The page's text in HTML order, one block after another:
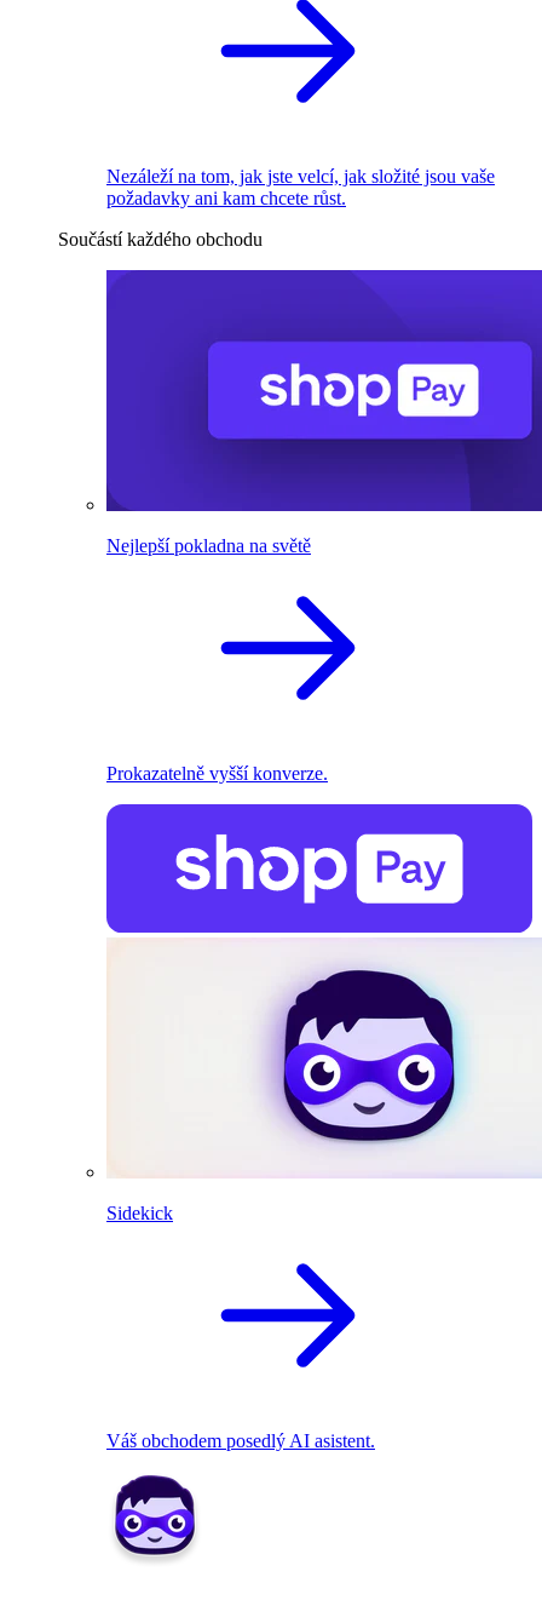
Nezáleží na tom, jak jste velcí, jak složité jsou vaše
požadavky ani kam chcete růst.
Součástí každého obchodu
Nejlepší pokladna na světě
Prokazatelně vyšší konverze.
Sidekick
Váš obchodem posedlý AI asistent.